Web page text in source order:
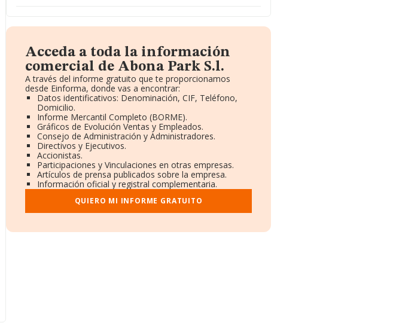
Acceda a toda la información
comercial de Abona Park S.l.
A través del informe gratuito que te proporcionamos
desde Einforma, donde vas a encontrar:
Datos identificativos: Denominación, CIF, Teléfono,
Domicilio.
Informe Mercantil Completo (BORME).
Gráficos de Evolución Ventas y Empleados.
Consejo de Administración y Administradores.
Directivos y Ejecutivos.
Accionistas.
Participaciones y Vinculaciones en otras empresas.
Artículos de prensa publicados sobre la empresa.
Información oficial y registral complementaria.
QUIERO MI INFORME GRATUITO